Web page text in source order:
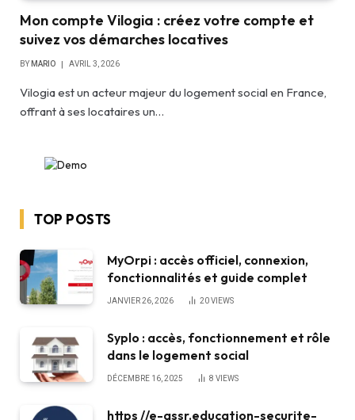
Mon compte Vilogia : créez votre compte et
suivez vos démarches locatives
BY MARIO AVRIL 3, 2026
Vilogia est un acteur majeur du logement social en France,
offrant à ses locataires un…
TOP POSTS
MyOrpi : accès officiel, connexion,
fonctionnalités et guide complet
JANVIER 26, 2026 20VIEWS
Syplo : accès, fonctionnement et rôle
dans le logement social
DÉCEMBRE 16, 2025 8 VIEWS
https //e-assr.education-securite-